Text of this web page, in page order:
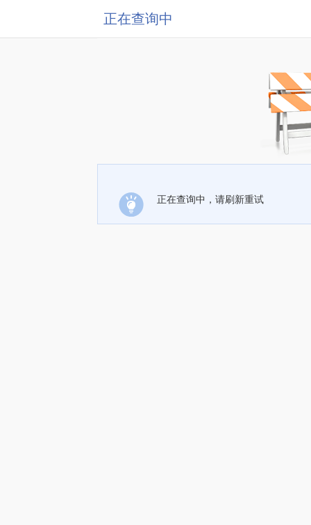
正在查询中
正在查询中，请刷新重试